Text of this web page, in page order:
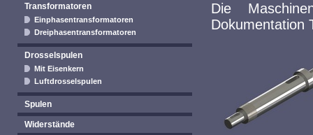
Transformatoren
Einphasentransformatoren
Dreiphasentransformatoren
Drosselspulen
Mit Eisenkern
Luftdrosselspulen
Spulen
Widerstände
Die
Dokumentation